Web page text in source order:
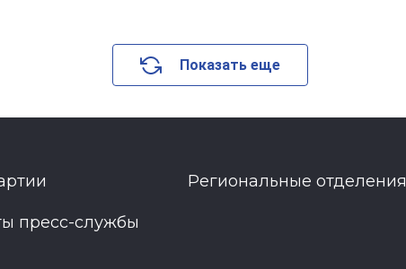
Показать еще
Региональные отделения
пресс-службы